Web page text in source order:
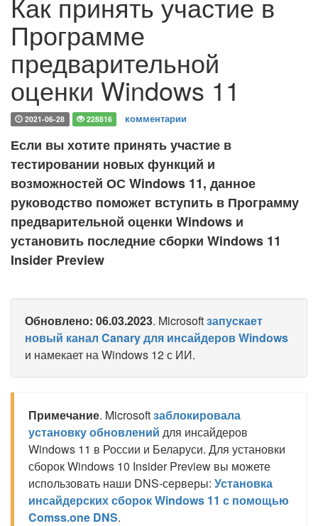
Программе
предварительной
оценки Windows 11
2021-06-28 228816 комментарии
Если вы хотите принять участие в
тестировании новых функций и
возможностей ОС Windows 11, данное
руководство поможет вступить в Программу
предварительной оценки Windows и
установить последние сборки Windows 11
Insider Preview
Обновлено: 06.03.2023. Microsoftзапускает
новый канал Canary для инсайдеров Windows
и намекает на Windows 12 с ИИ.
Примечание. Microsoftзаблокировала
установку обновлений для инсайдеров
Windows 11 в России и Беларуси. Для установки
сборок Windows 10 Insider Preview вы можете
использовать наши DNS-серверы: Установка
инсайдерских сборок Windows 11 с помощью
Comss.one DNS.